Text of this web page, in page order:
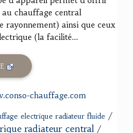
au chauffage central
rayonnement) ainsi que ceux
(la facilité...
chauffage.com
electrique radiateur fluide /
radiateur central /